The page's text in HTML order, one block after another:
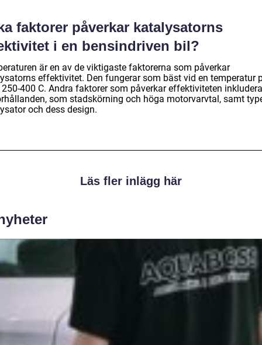
faktorer påverkar katalysatorns
i en bensindriven bil?
är en av de viktigaste faktorerna som påverkar
effektivitet. Den fungerar som bäst vid en temperatur
400 C. Andra faktorer som påverkar effektiviteten
som stadskörning och höga motorvarvtal, samt
och dess design.
Läs fler inlägg här